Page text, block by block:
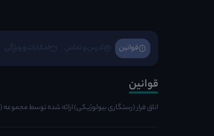
قوانین آدرس و تماس امکانات و ویژِگی
قوانین
اتاق فرار (رستگاری بیولوژیکی) ارائه شده توسط مجموعه (BoomEscape)، این اتاق فرار در محله سعادت آباد واقع شده است.